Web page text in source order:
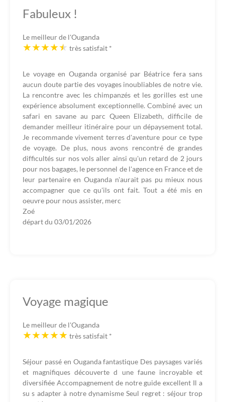
Fabuleux !
Le meilleur de l'Ouganda
très satisfait *
Le voyage en Ouganda organisé par Béatrice fera sans
aucun doute partie des voyages inoubliables de notre vie.
La rencontre avec les chimpanzés et les gorilles est une
expérience absolument exceptionnelle. Combiné avec un
safari en savane au parc Queen Elizabeth, difficile de
demander meilleur itinéraire pour un dépaysement total.
Je recommande vivement terres d'aventure pour ce type
de voyage. De plus, nous avons rencontré de grandes
difficultés sur nos vols aller ainsi qu'un retard de 2 jours
pour nos bagages, le personnel de l'agence en France et de
leur partenaire en Ouganda n'aurait pas pu mieux nous
accompagner que ce qu'ils ont fait. Tout a été mis en
oeuvre pour nous assister, merc
Zoé
départ du 03/01/2026
Voyage magique
Le meilleur de l'Ouganda
très satisfait *
Séjour passé en Ouganda fantastique Des paysages variés
et magnifiques découverte d une faune incroyable et
diversifiée Accompagnement de notre guide excellent Il a
su s adapter à notre dynamisme Seul regret : séjour trop